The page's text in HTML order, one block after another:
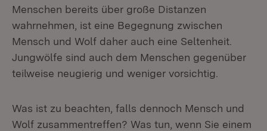
Menschen bereits über große Distanzen
wahrnehmen, ist eine Begegnung zwischen
Mensch und Wolf daher auch eine Seltenheit.
Jungwölfe sind auch dem Menschen gegenüber
teilweise neugierig und weniger vorsichtig.
Was ist zu beachten, falls dennoch Mensch und
Wolf zusammentreffen? Was tun, wenn Sie einem